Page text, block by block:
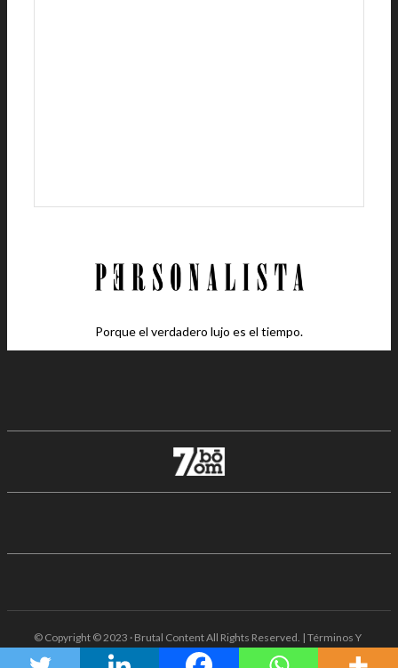
Porque el verdadero lujo es el tiempo.
© Copyright © 2023 · Brutal Content All Rights Reserved. | Términos Y
Condiciones · Aviso De Privacidad